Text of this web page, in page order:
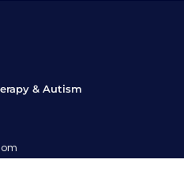
& Autism